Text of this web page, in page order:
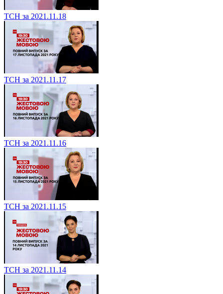
ТСН за 2021.11.18
ТСН за 2021.11.17
ТСН за 2021.11.16
ТСН за 2021.11.15
ТСН за 2021.11.14